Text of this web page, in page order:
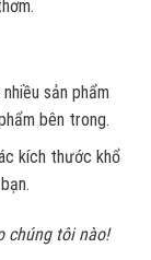
sản phẩm
bên trong.
kích thước khổ
chúng tôi nào!